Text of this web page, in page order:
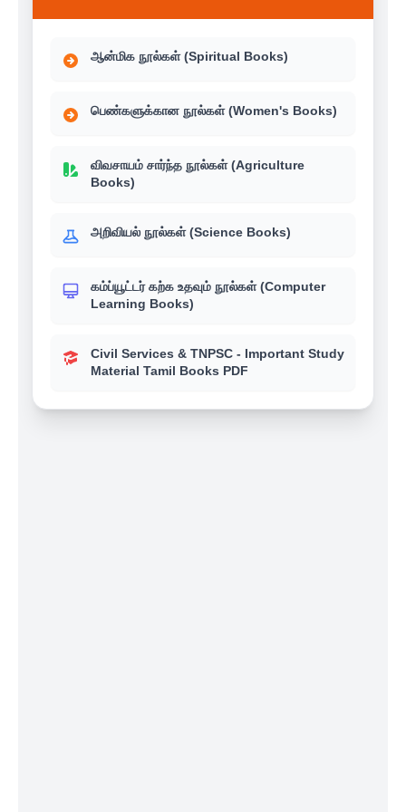
ஆன்மிக நூல்கள் (Spiritual Books)
பெண்களுக்கான நூல்கள் (Women's Books)
விவசாயம் சார்ந்த நூல்கள் (Agriculture
Books)
அறிவியல் நூல்கள் (Science Books)
கம்ப்யூட்டர் கற்க உதவும் நூல்கள் (Computer
Learning Books)
Civil Services & TNPSC - Important Study
Material Tamil Books PDF